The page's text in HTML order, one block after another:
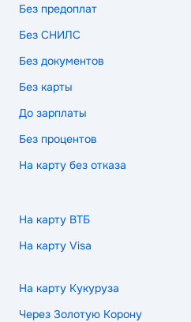
Без предоплат
Без СНИЛС
Без документов
Без карты
До зарплаты
Без процентов
На карту без отказа
На карту ВТБ
На карту Visa
На карту Кукуруза
Через Золотую Корону